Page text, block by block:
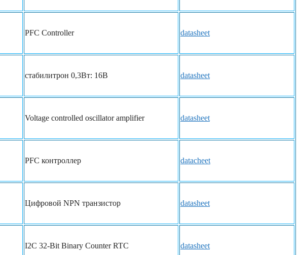
PFC Controller datasheet
стабилитрон 0,3Вт: 16В datasheet
Voltage controlled oscillator amplifier datasheet
PFC контроллер datacheet
Цифровой NPN транзистор datasheet
I2C 32-Bit Binary Counter RTC datasheet